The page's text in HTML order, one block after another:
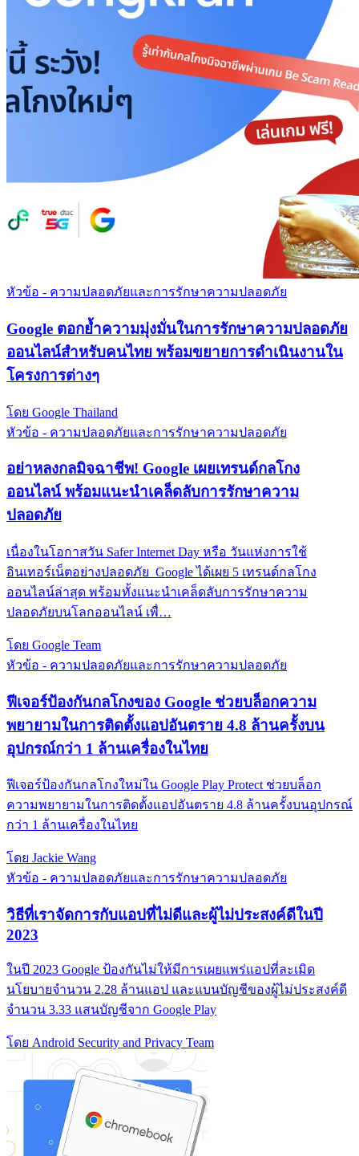
หัวข้อ - ความปลอดภัยและการรักษาความปลอดภัย
Google ตอกย้ำความมุ่งมั่นในการรักษาความปลอดภัย
ออนไลน์สำหรับคนไทย พร้อมขยายการดำเนินงานใน
โครงการต่างๆ
โดย Google Thailand
หัวข้อ - ความปลอดภัยและการรักษาความปลอดภัย
อย่าหลงกลมิจฉาชีพ! Google เผยเทรนด์กลโกง
ออนไลน์ พร้อมแนะนำเคล็ดลับการรักษาความ
ปลอดภัย
เนื่องในโอกาสวัน Safer Internet Day หรือ วันแห่งการใช้
อินเทอร์เน็ตอย่างปลอดภัย Google ได้เผย 5 เทรนด์กลโกง
ออนไลน์ล่าสุด พร้อมทั้งแนะนำเคล็ดลับการรักษาความ
ปลอดภัยบนโลกออนไลน์ เพื่…
โดย Google Team
หัวข้อ - ความปลอดภัยและการรักษาความปลอดภัย
ฟีเจอร์ป้องกันกลโกงของ Google ช่วยบล็อกความ
พยายามในการติดตั้งแอปอันตราย 4.8 ล้านครั้งบน
อุปกรณ์กว่า 1 ล้านเครื่องในไทย
ฟีเจอร์ป้องกันกลโกงใหม่ใน Google Play Protect ช่วยบล็อก
ความพยายามในการติดตั้งแอปอันตราย 4.8 ล้านครั้งบนอุปกรณ์
กว่า 1 ล้านเครื่องในไทย
โดย Jackie Wang
หัวข้อ - ความปลอดภัยและการรักษาความปลอดภัย
วิธีที่เราจัดการกับแอปที่ไม่ดีและผู้ไม่ประสงค์ดีในปี
2023
ในปี 2023 Google ป้องกันไม่ให้มีการเผยแพร่แอปที่ละเมิด
นโยบายจำนวน 2.28 ล้านแอป และแบนบัญชีของผู้ไม่ประสงค์ดี
จำนวน 3.33 แสนบัญชีจาก Google Play
โดย Android Security and Privacy Team